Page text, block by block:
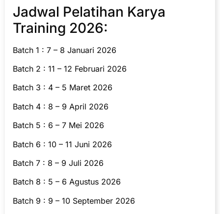
Jadwal Pelatihan Karya
Training 2026:
Batch 1 : 7 – 8 Januari 2026
Batch 2 : 11 – 12 Februari 2026
Batch 3 : 4 – 5 Maret 2026
Batch 4 : 8 – 9 April 2026
Batch 5 : 6 – 7 Mei 2026
Batch 6 : 10 – 11 Juni 2026
Batch 7 : 8 – 9 Juli 2026
Batch 8 : 5 – 6 Agustus 2026
Batch 9 : 9 – 10 September 2026